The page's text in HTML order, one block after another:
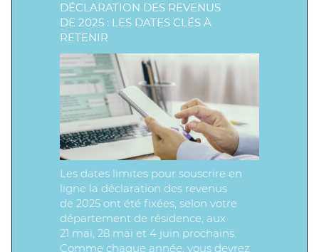
DÉCLARATION DES REVENUS
DE 2025 : LES DATES CLÉS À
RETENIR
Les dates limites pour souscrire en
ligne la déclaration des revenus
de 2025 ont été fixées, selon votre
département de résidence, aux
21 mai, 28 mai et 4 juin prochains.
Comme chaque année, vous devrez